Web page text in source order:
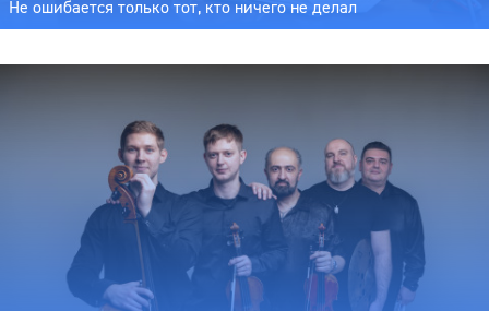
Не ошибается только тот, кто ничего не делал